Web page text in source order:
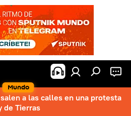
Mundo
a las calles en una protesta
de Tierras